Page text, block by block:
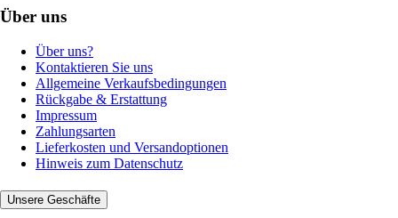
Über uns
Über uns?
Kontaktieren Sie uns
Allgemeine Verkaufsbedingungen
Rückgabe & Erstattung
Impressum
Zahlungsarten
Lieferkosten und Versandoptionen
Hinweis zum Datenschutz
Unsere Geschäfte